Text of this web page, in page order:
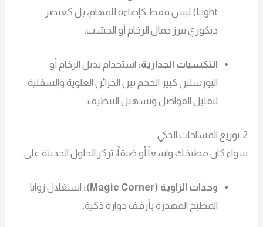
Light) ليس فقط كإضاءة للمهام، بل كعنصر
ديكوري يبرز جمال الرخام أو الخشب.
التكسيات الجدارية:استخدام بديل الرخام أو
البورسلين كبير الحجم بين الخزائن العلوية والسفلية
لتقليل الفواصل وتسهيل التنظيف.
كان مطبخك واسعاً أو ضيقاً، تركز الحلول الحديثة على:
وحدات الزاوية (Magic Corner):
استغلال زوايا
المطبخ المهدرة بأرفف دوارة ذكية.